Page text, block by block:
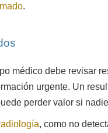
.
médico debe revisar
urgente. Un
perder valor si
, como no